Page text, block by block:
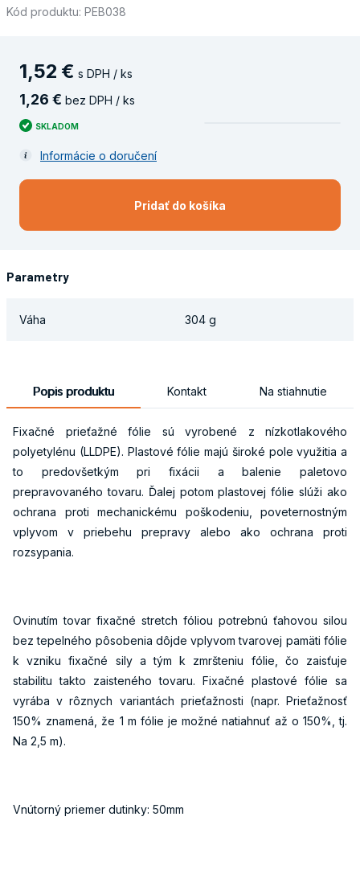
Kód produktu: PEB038
1,52 € s DPH / ks
1 26 € bez DPH / ks
SKLADOM
Informácie o doručení
Pridať do košíka
Parametry
Váha 304 g
Popis produktu Kontakt Na stiahnutie
Fixačné prieťažné fólie sú vyrobené z nízkotlakového
polyetylénu (LLDPE). Plastové fólie majú široké pole využitia a
to predovšetkým pri fixácii a balenie paletovo
prepravovaného tovaru. Ďalej potom plastovej fólie slúži ako
ochrana proti mechanickému poškodeniu, poveternostným
vplyvom v priebehu prepravy alebo ako ochrana proti
rozsypania.
Ovinutím tovar fixačné stretch fóliou potrebnú ťahovou silou
bez tepelného pôsobenia dôjde vplyvom tvarovej pamäti fólie
k vzniku fixačné sily a tým k zmršteniu fólie, čo zaisťuje
stabilitu takto zaisteného tovaru. Fixačné plastové fólie sa
vyrába v rôznych variantách prieťažnosti (napr. Prieťažnosť
150% znamená, že 1 m fólie je možné natiahnuť až o 150%, tj.
Na 2,5 m).
Vnútorný priemer dutinky: 50mm